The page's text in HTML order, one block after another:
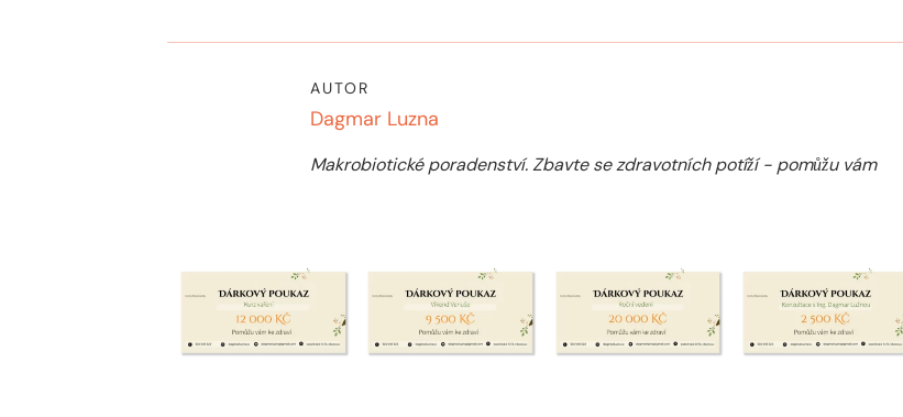
AUTOR
Dagmar Luzna
Makrobiotické poradenství. Zbavte se zdravotních potíží - pomůžu vám